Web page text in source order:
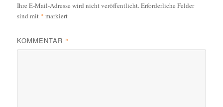
k
Ihre E-Mail-Adresse wird nicht veröffentlicht.Erforderliche Felder
sind mit * markiert
KOMMENTAR *